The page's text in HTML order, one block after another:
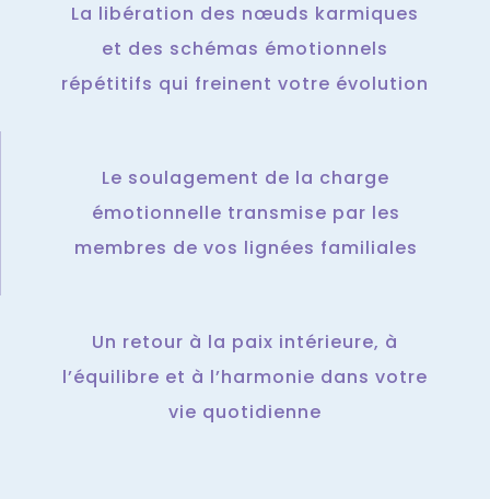
La libération des nœuds karmiques
et des schémas émotionnels
répétitifs qui freinent votre évolution
Le soulagement de la charge
émotionnelle transmise par les
membres de vos lignées familiales
Un retour à la paix intérieure, à
l’équilibre et à l’harmonie dans votre
vie quotidienne